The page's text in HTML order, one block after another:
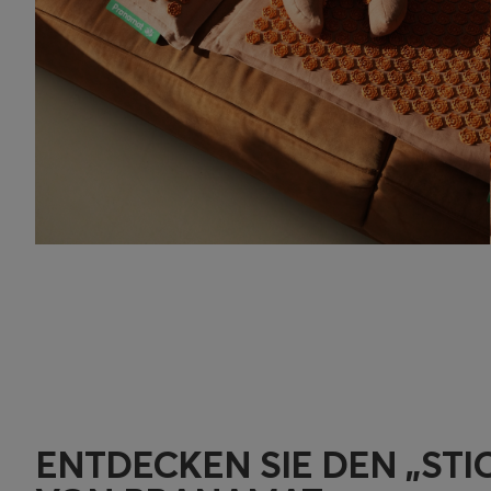
ENTDECKEN SIE DEN